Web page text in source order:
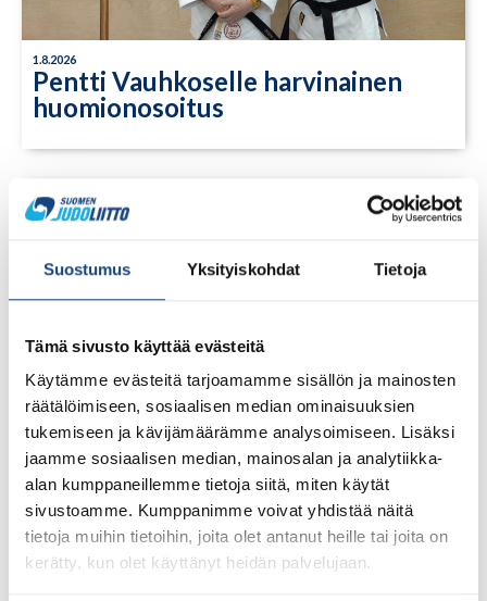
Suostumus Yksityiskohdat Tietoja
Tämä sivusto käyttää evästeitä
Käytämme evästeitä tarjoamamme sisällön ja mainosten
räätälöimiseen, sosiaalisen median ominaisuuksien
tukemiseen ja kävijämäärämme analysoimiseen. Lisäksi
jaamme sosiaalisen median, mainosalan ja analytiikka-
alan kumppaneillemme tietoja siitä, miten käytät
sivustoamme. Kumppanimme voivat yhdistää näitä
tietoja muihin tietoihin, joita olet antanut heille tai joita on
kerätty, kun olet käyttänyt heidän palvelujaan.
1.8.2026
Pentti Vauhkoselle harvinainen
huomionosoitus
23.7.2026
Tuomariraportti Swedish A-Judo/VI
Open 2026, 14.-17.5.2026,